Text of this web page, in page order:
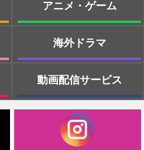
アニメ・ゲーム
海外ドラマ
動画配信サービス